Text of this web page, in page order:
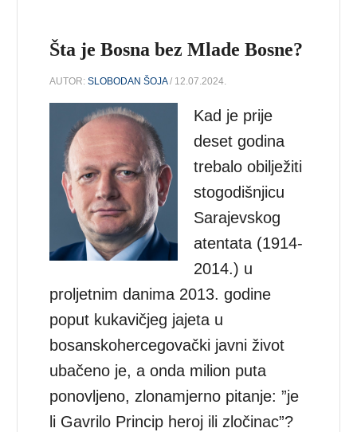
Šta je Bosna bez Mlade Bosne?
AUTOR:SLOBODAN ŠOJA/ 12.07.2024.
Kad je prije
deset godina
trebalo obilježiti
stogodišnjicu
Sarajevskog
atentata (1914-
2014.) u
proljetnim danima 2013. godine
poput kukavičjeg jajeta u
bosanskohercegovački javni život
ubačeno je, a onda milion puta
ponovljeno, zlonamjerno pitanje: ”je
li Gavrilo Princip heroj ili zločinac”?